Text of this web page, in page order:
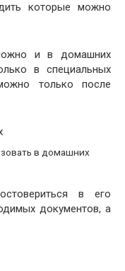
которые можно
и в домашних
в специальных
только после
в домашних
в его
документов, а